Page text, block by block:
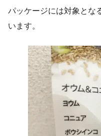
パッケージには対象とな
います。